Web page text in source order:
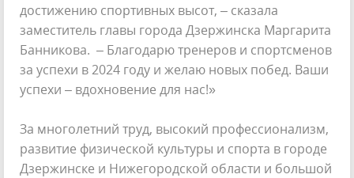
достижению спортивных высот, – сказала
заместитель главы города Дзержинска Маргарита
Банникова. – Благодарю тренеров и спортсменов
за успехи в 2024 году и желаю новых побед. Ваши
успехи – вдохновение для нас!»
За многолетний труд, высокий профессионализм,
развитие физической культуры и спорта в городе
Дзержинске и Нижегородской области и большой